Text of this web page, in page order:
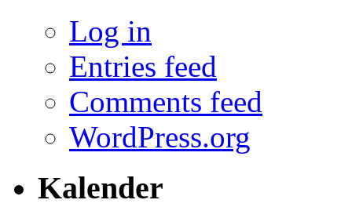
Log in
Entries feed
Comments feed
WordPress.org
Kalender